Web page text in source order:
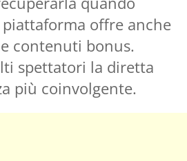
offre anche
contenuti bonus.
spettatori la diretta
più coinvolgente.